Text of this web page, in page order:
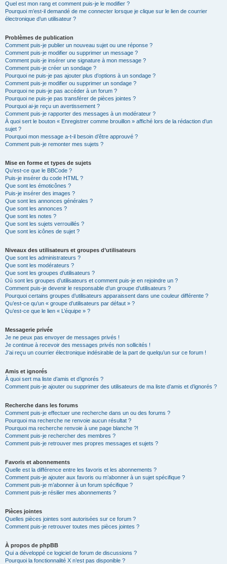
Quel est mon rang et comment puis-je le modifier ?
Pourquoi m’est-il demandé de me connecter lorsque je clique sur le lien de courrier
électronique d’un utilisateur ?
Problèmes de publication
Comment puis-je publier un nouveau sujet ou une réponse ?
Comment puis-je modifier ou supprimer un message ?
Comment puis-je insérer une signature à mon message ?
Comment puis-je créer un sondage ?
Pourquoi ne puis-je pas ajouter plus d’options à un sondage ?
Comment puis-je modifier ou supprimer un sondage ?
Pourquoi ne puis-je pas accéder à un forum ?
Pourquoi ne puis-je pas transférer de pièces jointes ?
Pourquoi ai-je reçu un avertissement ?
Comment puis-je rapporter des messages à un modérateur ?
À quoi sert le bouton « Enregistrer comme brouillon » affiché lors de la rédaction d’un
sujet ?
Pourquoi mon message a-t-il besoin d’être approuvé ?
Comment puis-je remonter mes sujets ?
Mise en forme et types de sujets
Qu’est-ce que le BBCode ?
Puis-je insérer du code HTML ?
Que sont les émoticônes ?
Puis-je insérer des images ?
Que sont les annonces générales ?
Que sont les annonces ?
Que sont les notes ?
Que sont les sujets verrouillés ?
Que sont les icônes de sujet ?
Niveaux des utilisateurs et groupes d’utilisateurs
Que sont les administrateurs ?
Que sont les modérateurs ?
Que sont les groupes d’utilisateurs ?
Où sont les groupes d’utilisateurs et comment puis-je en rejoindre un ?
Comment puis-je devenir le responsable d’un groupe d’utilisateurs ?
Pourquoi certains groupes d’utilisateurs apparaissent dans une couleur différente ?
Qu’est-ce qu’un « groupe d’utilisateurs par défaut » ?
Qu’est-ce que le lien « L’équipe » ?
Messagerie privée
Je ne peux pas envoyer de messages privés !
Je continue à recevoir des messages privés non sollicités !
J’ai reçu un courrier électronique indésirable de la part de quelqu’un sur ce forum !
Amis et ignorés
À quoi sert ma liste d’amis et d’ignorés ?
Comment puis-je ajouter ou supprimer des utilisateurs de ma liste d’amis et d’ignorés ?
Recherche dans les forums
Comment puis-je effectuer une recherche dans un ou des forums ?
Pourquoi ma recherche ne renvoie aucun résultat ?
Pourquoi ma recherche renvoie à une page blanche ?!
Comment puis-je rechercher des membres ?
Comment puis-je retrouver mes propres messages et sujets ?
Favoris et abonnements
Quelle est la différence entre les favoris et les abonnements ?
Comment puis-je ajouter aux favoris ou m’abonner à un sujet spécifique ?
Comment puis-je m’abonner à un forum spécifique ?
Comment puis-je résilier mes abonnements ?
Pièces jointes
Quelles pièces jointes sont autorisées sur ce forum ?
Comment puis-je retrouver toutes mes pièces jointes ?
À propos de phpBB
Qui a développé ce logiciel de forum de discussions ?
Pourquoi la fonctionnalité X n’est pas disponible ?